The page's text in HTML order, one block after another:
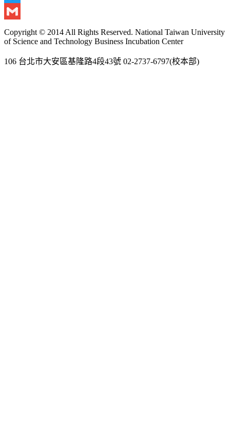
Twitter
Gmail
Copyright © 2014 All Rights Reserved. National Taiwan University
of Science and Technology Business Incubation Center
106 台北市大安區基隆路4段43號 02-2737-6797(校本部)